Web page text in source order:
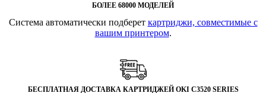
БОЛЕЕ 68000 МОДЕЛЕЙ
Система автоматически подберет картриджи, совместимые с
вашим принтером.
БЕСПЛАТНАЯ ДОСТАВКА КАРТРИДЖЕЙ OKI C3520 SERIES